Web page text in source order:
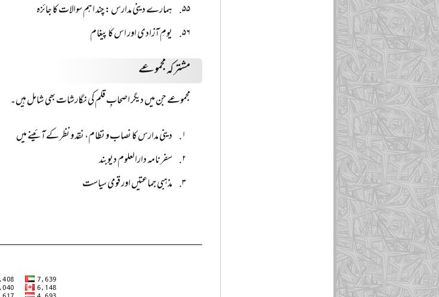
ہمارے دینی مدارس : چند اہم سوالات کا جائزہ
یومِ آزادی اور اس کا پیغام
مشترکہ مجموعے
مجموعے جن میں دیگر اصحابِ قلم کی نگارشات بھی شامل ہیں۔
دینی مدارس کا نصاب و نظام، نقد و نظر کے آئینے میں
سفرنامہ دارالعلوم دیوبند
مذہبی جماعتیں اور قومی سیاست